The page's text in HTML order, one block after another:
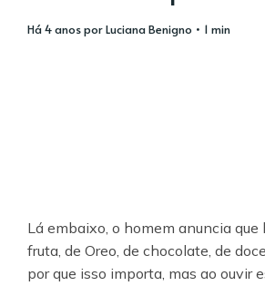
há 4 anosporLuciana Benigno • 1 min
Lá embaixo, o homem anuncia que
fruta, de Oreo, de chocolate, de
por que isso importa, mas ao ouvir